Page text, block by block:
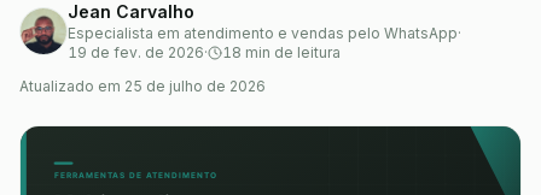
Jean Carvalho
Especialista em atendimento e vendas pelo WhatsApp·
19 de fev. de 2026·
18 min de leitura
Atualizado em 25 de julho de 2026